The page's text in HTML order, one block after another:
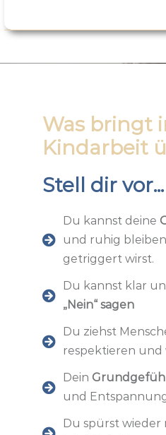
Was bringt
Kindarbeit
Stell dir vor...
Du kannst deine
und ruhig
getriggert wirst.
Du kannst klar
„Nein“ sagen
Du ziehst
respektieren und
Dein Grundgefühl
und
Du spürst wieder